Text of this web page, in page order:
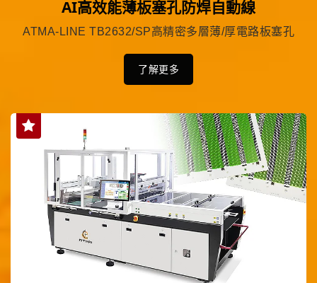
AI高效能薄板塞孔防焊自動線
ATMA-LINE TB2632/SP高精密多層薄/厚電路板塞孔
了解更多